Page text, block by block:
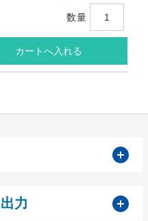
数量
力